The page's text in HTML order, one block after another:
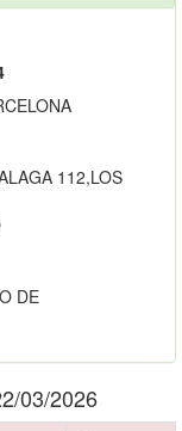
112,LOS
DE
03/2026